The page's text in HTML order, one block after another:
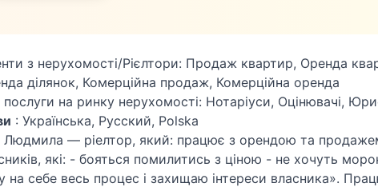
з нерухомості/Рієлтори: Продаж квартир, Оренда
ділянок, Комерційна продаж, Комерційна оренда
послуги на ринку нерухомості: Нотаріуси, Оцінювачі,
: Українська, Русский, Polska
Людмила — ріелтор, який: працює з орендою та продажем
які: - бояться помилитись з ціною - не хочуть
на себе весь процес і захищаю інтереси власника».